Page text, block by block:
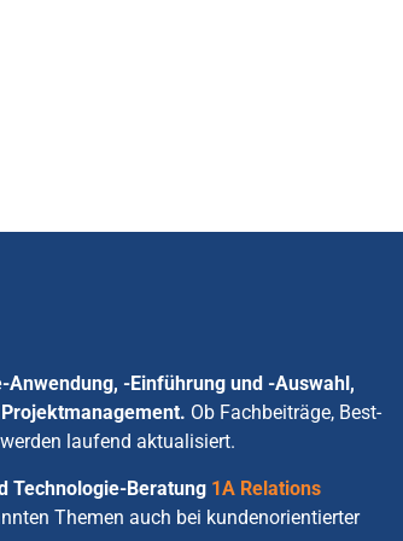
Anwendung, -Einführung und -Auswahl,
Ob Fachbeiträge, Best-
laufend aktualisiert.
Technologie-Beratung 1A Relations
Themen auch bei kundenorientierter